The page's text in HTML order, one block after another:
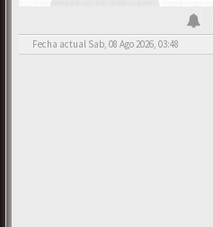
Fecha actual Sab, 08 Ago 2026, 03:48